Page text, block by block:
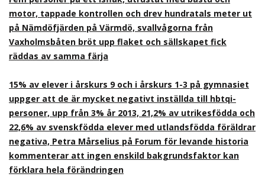
motor, tappade kontrollen och drev hundratals meter ut
på Nämdöfjärden på Värmdö, svallvågorna från
Vaxholmsbåten bröt upp flaket och sällskapet fick
räddas av samma färja
15% av elever i årskurs 9 och i årskurs 1-3 på gymnasiet
uppger att de är mycket negativt inställda till hbtqi-
personer, upp från 3% år 2013, 21,2% av utrikesfödda och
22,6% av svenskfödda elever med utlandsfödda föräldrar
negativa, Petra Mårselius på Forum för levande historia
kommenterar att ingen enskild bakgrundsfaktor kan
förklara hela förändringen